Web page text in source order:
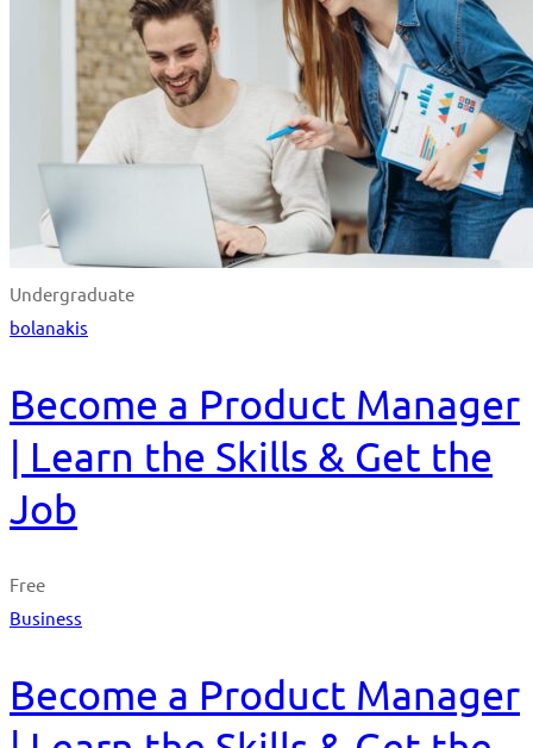
Undergraduate
bolanakis
Become a Product Manager
| Learn the Skills & Get the
Job
Free
Business
Become a Product Manager